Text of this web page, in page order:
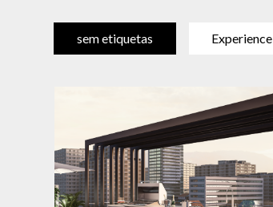
sem etiquetas Experience